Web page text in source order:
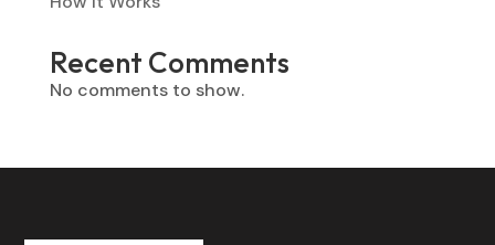
Recent Comments
No comments to show.